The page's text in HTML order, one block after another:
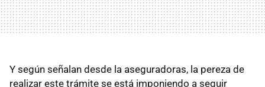
Y según señalan desde la aseguradoras, la pereza de
realizar este trámite se está imponiendo a seguir